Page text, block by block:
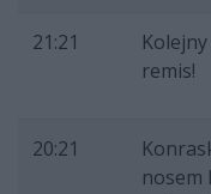
21:21
remis!
20:21
nosem